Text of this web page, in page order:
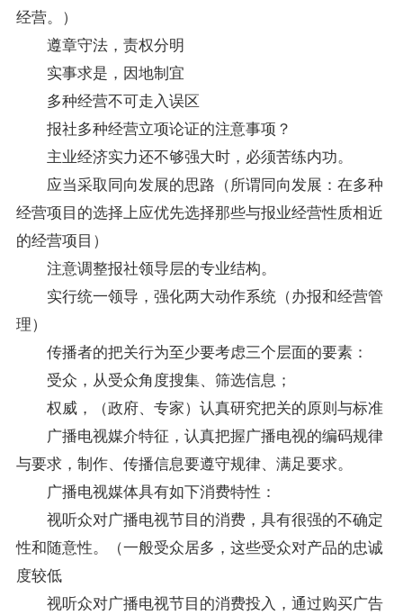
经营。）
遵章守法，责权分明
实事求是，因地制宜
多种经营不可走入误区
报社多种经营立项论证的注意事项？
主业经济实力还不够强大时，必须苦练内功。
应当采取同向发展的思路（所谓同向发展：在多种
经营项目的选择上应优先选择那些与报业经营性质相近
的经营项目）
注意调整报社领导层的专业结构。
实行统一领导，强化两大动作系统（办报和经营管
理）
传播者的把关行为至少要考虑三个层面的要素：
受众，从受众角度搜集、筛选信息；
权威，（政府、专家）认真研究把关的原则与标准
广播电视媒介特征，认真把握广播电视的编码规律
与要求，制作、传播信息要遵守规律、满足要求。
广播电视媒体具有如下消费特性：
视听众对广播电视节目的消费，具有很强的不确定
性和随意性。（一般受众居多，这些受众对产品的忠诚
度较低
视听众对广播电视节目的消费投入，通过购买广告